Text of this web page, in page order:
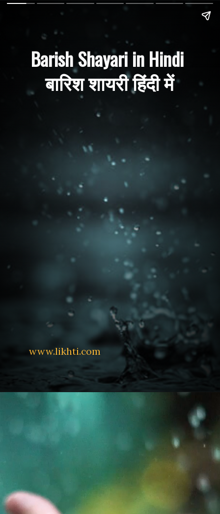
Barish Shayari in Hindi
बारिश शायरी हिंदी में
www.likhti.com